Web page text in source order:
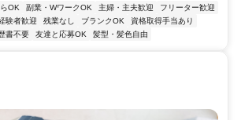
OK 副業・WワークOK 主婦・主夫歓迎
フリーター歓迎
験者歓迎 残業なし ブランクOK
資格取得手当あり
書不要 友達と応募OK 髪型・髪色自由